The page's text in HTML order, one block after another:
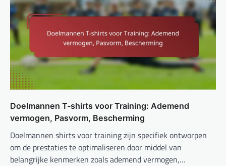
Doelmannen T-shirts voor Training: Ademend
vermogen, Pasvorm, Bescherming
Doelmannen shirts voor training zijn specifiek ontworpen
om de prestaties te optimaliseren door middel van
belangrijke kenmerken zoals ademend vermogen,…